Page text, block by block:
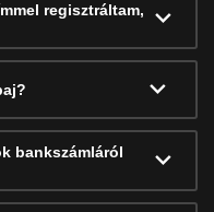
regisztráltam,
bankszámláról